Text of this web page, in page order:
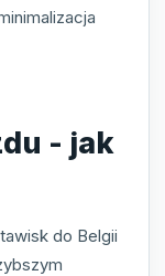
- jak
do Belgii